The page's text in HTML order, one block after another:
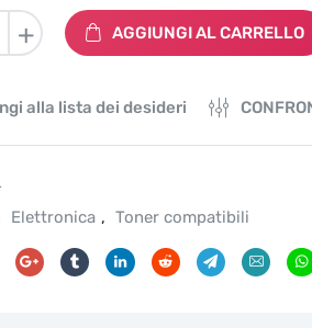
+ AGGIUNGI AL CARRELLO
alla lista dei desideri
Elettronica , Toner compatibili